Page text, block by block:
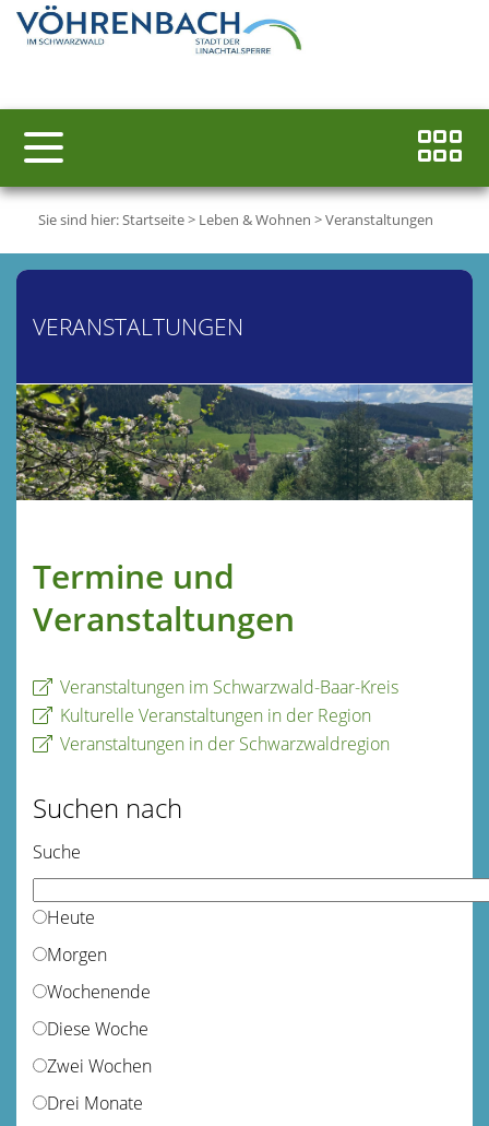
Sie sind hier:Startseite> Leben & Wohnen >Veranstaltungen
VERANSTALTUNGEN
Termine und
Veranstaltungen
Veranstaltungen im Schwarzwald-Baar-Kreis
Kulturelle Veranstaltungen in der Region
Veranstaltungen in der Schwarzwaldregion
Suchen nach
Suche
Heute
Morgen
Wochenende
Diese Woche
Zwei Wochen
Drei Monate